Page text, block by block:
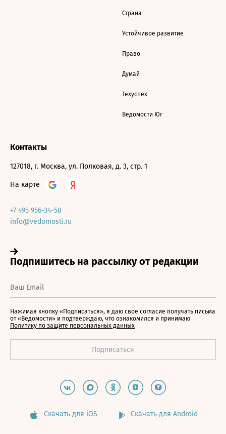
Страна
Устойчивое развитие
Право
Думай
Техуспех
Ведомости Юг
Контакты
127018, г. Москва, ул. Полковая, д. 3, стр. 1
На карте
+7 495 956-34-58
info@vedomosti.ru
Нажимая кнопку «Подписаться», я даю свое согласие получать письма
от «Ведомости» и подтверждаю, что ознакомился и принимаю
Политику по защите персональных данных
Скачать для iOS Скачать для Android